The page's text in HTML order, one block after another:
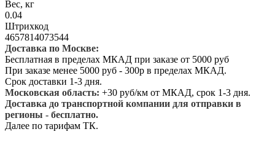
Вес, кг
0.04
Штрихкод
4657814073544
Доставка по Москве:
Бесплатная в пределах МКАД при заказе от 5000 руб
При заказе менее 5000 руб - 300р в пределах МКАД.
Срок доставки 1-3 дня.
Московская область: +30 руб/км от МКАД, срок 1-3 дня.
Доставка до транспортной компании для отправки в
регионы - бесплатно.
Далее по тарифам ТК.